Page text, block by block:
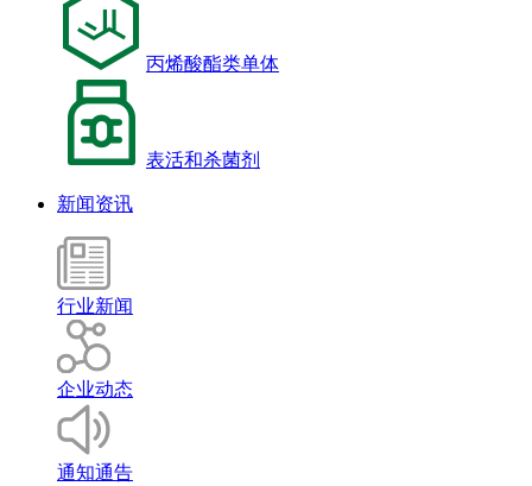
丙烯酸酯类单体
表活和杀菌剂
新闻资讯
行业新闻
企业动态
通知通告